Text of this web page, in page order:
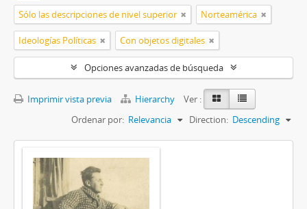
Sólo las descripciones de nivel superior Norteamérica
Ideologías Políticas Con objetos digitales
Opciones avanzadas de búsqueda
Imprimir vista previa Hierarchy
Ver :
Ordenar por: Relevancia Direction: Descending